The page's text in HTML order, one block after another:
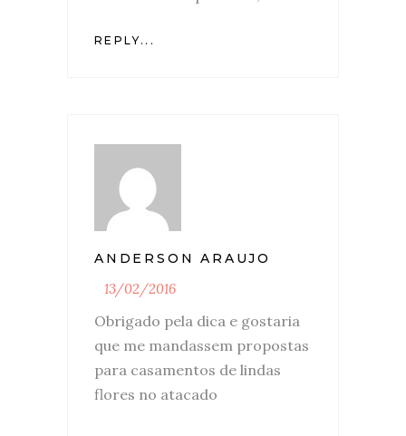
REPLY...
ANDERSON ARAUJO
13/02/2016
Obrigado pela dica e gostaria
que me mandassem propostas
para casamentos de lindas
flores no atacado